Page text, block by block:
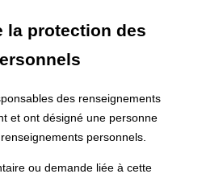
la protection des
des renseignements
et ont désigné une personne
personnels.
ou demande liée à cette